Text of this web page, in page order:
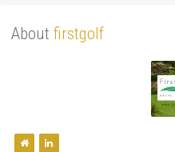
About firstgolf